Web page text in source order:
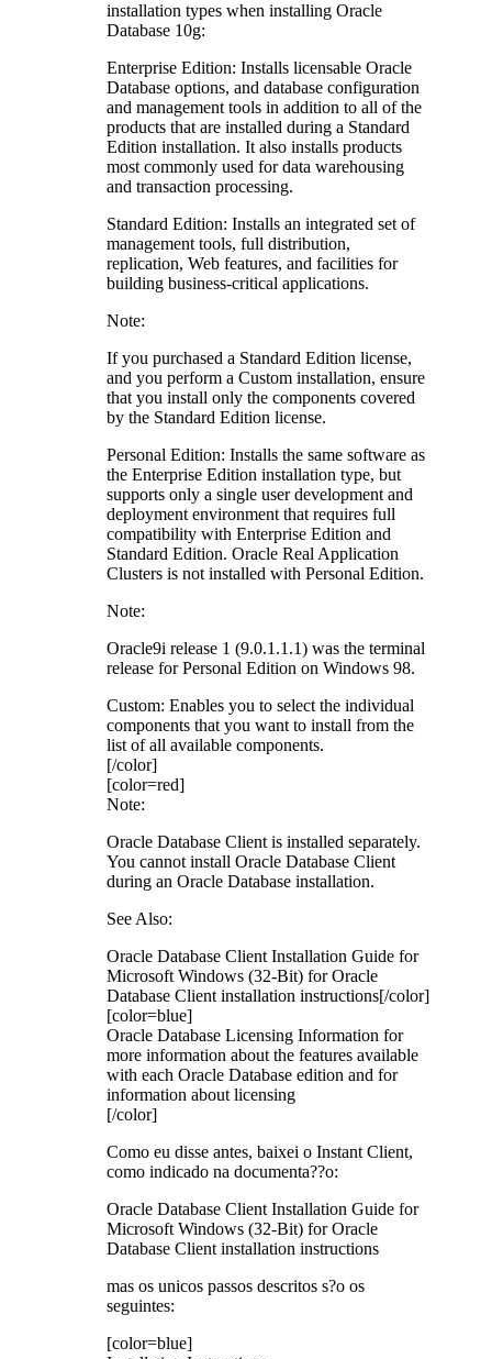
installation types when installing Oracle
Database 10g:
Enterprise Edition: Installs licensable Oracle
Database options, and database configuration
and management tools in addition to all of the
products that are installed during a Standard
Edition installation. It also installs products
most commonly used for data warehousing
and transaction processing.
Standard Edition: Installs an integrated set of
management tools, full distribution,
replication, Web features, and facilities for
building business-critical applications.
Note:
If you purchased a Standard Edition license,
and you perform a Custom installation, ensure
that you install only the components covered
by the Standard Edition license.
Personal Edition: Installs the same software as
the Enterprise Edition installation type, but
supports only a single user development and
deployment environment that requires full
compatibility with Enterprise Edition and
Standard Edition. Oracle Real Application
Clusters is not installed with Personal Edition.
Note:
Oracle9i release 1 (9.0.1.1.1) was the terminal
release for Personal Edition on Windows 98.
Custom: Enables you to select the individual
components that you want to install from the
list of all available components.
[/color]
[color=red]
Note:
Oracle Database Client is installed separately.
You cannot install Oracle Database Client
during an Oracle Database installation.
See Also:
Oracle Database Client Installation Guide for
Microsoft Windows (32-Bit) for Oracle
Database Client installation instructions[/color]
[color=blue]
Oracle Database Licensing Information for
more information about the features available
with each Oracle Database edition and for
information about licensing
[/color]
Como eu disse antes, baixei o Instant Client,
como indicado na documenta??o:
Oracle Database Client Installation Guide for
Microsoft Windows (32-Bit) for Oracle
Database Client installation instructions
mas os unicos passos descritos s?o os
seguintes:
[color=blue]